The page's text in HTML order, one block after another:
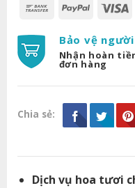
Bảo vệ
Nhận hoàn
đơn hàng
Chia sẻ:
Dịch vụ hoa tươi